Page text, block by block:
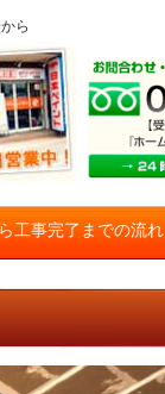
は無料相談から
工事完了までの流れ